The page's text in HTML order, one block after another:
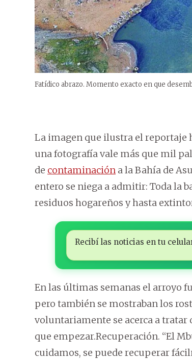
Fatídico abrazo. Momento exacto en que
La imagen que ilustra el reportaje
una fotografía vale más que mil
de contaminación a la Bahía de
entero se niega a admitir: Toda la
residuos hogareños y hasta
Recibí las noticias en tu
En las últimas semanas el arroyo
pero también se mostraban los
voluntariamente se acerca a
que empezar.Recuperación. “El
cuidamos, se puede recuperar